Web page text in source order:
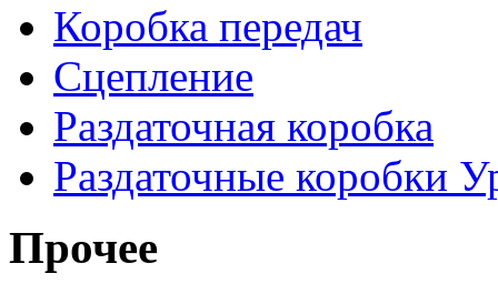
Коробка передач
Сцепление
Раздаточная коробка
Раздаточные коробки
Прочее